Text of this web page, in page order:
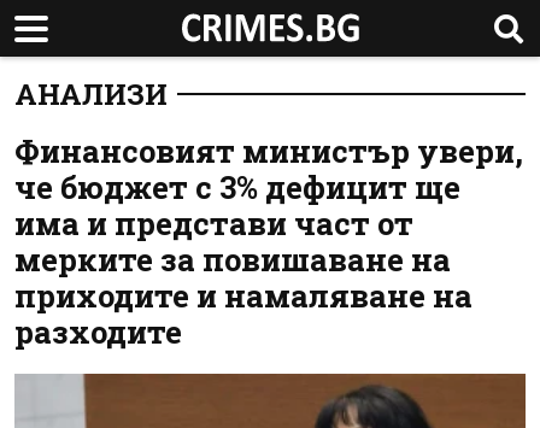
АНАЛИЗИ
Финансовият министър увери,
че бюджет с 3% дефицит ще
има и представи част от
мерките за повишаване на
приходите и намаляване на
разходите